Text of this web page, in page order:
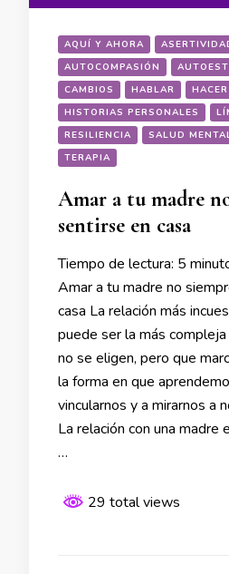
AQUÍ Y AHORA
AUTOCOMPASIÓN
CAMBIOS
HABLAR
HACER
HISTORIAS PERSONALES
RESILIENCIA
SALUD
TERAPIA
Amar a tu madre
sentirse en casa
Tiempo de lectura: 5
Amar a tu madre no
casa La relación más
puede ser la más
no se eligen, pero que
la forma en que
vincularnos y a mirarnos a
La relación con una madre
…
29 total views